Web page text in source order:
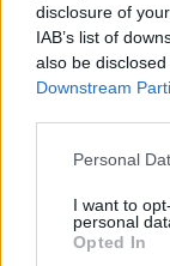
disclosure of
IAB’s list of
also be
Downstream
Personal
I want to
personal
Opted In